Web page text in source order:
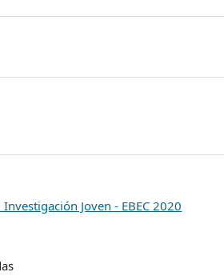
Joven - EBEC 2020